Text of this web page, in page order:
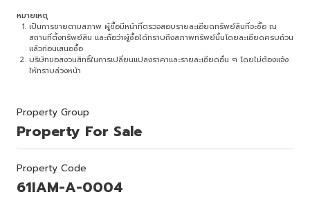
หมายเหตุ
เป็นการขายตามสภาพ ผู้ซื้อมีหน้าที่ตรวจสอบรายละเอียดทรัพย์สินที่จะซื้อ ณ
สถานที่ตั้งทรัพย์สิน และถือว่าผู้ซื้อได้ทราบถึงสภาพทรัพย์นั้นโดยละเอียดครบถ้วน
แล้วก่อนเสนอซื้อ
บริษัทขอสงวนสิทธิ์ในการเปลี่ยนแปลงราคาและรายละเอียดอื่น ๆ โดยไม่ต้องแจ้ง
ให้ทราบล่วงหน้า
Property Group
Property For Sale
Property Code
61IAM-A-0004